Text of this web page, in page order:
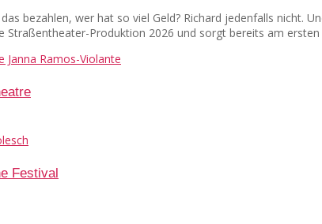
bezahlen, wer hat so viel Geld? Richard jedenfalls
Straßentheater-Produktion 2026 und sorgt bereits am
Festival